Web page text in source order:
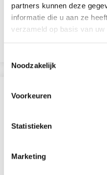
partners kunnen deze
informatie die u aan ze
verzameld op basis van
Noodzakelijk
Voorkeuren
Statistieken
Marketing
75% Laine / 25% Nylon
EUR 3.55 EUR 5.05
L'offre expire le 31/08/2026
D'AUTRES ONT